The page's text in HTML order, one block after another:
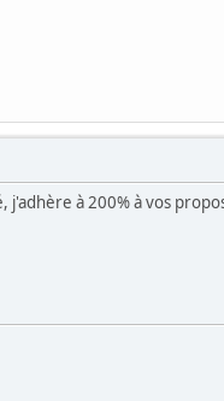
à 200% à vos